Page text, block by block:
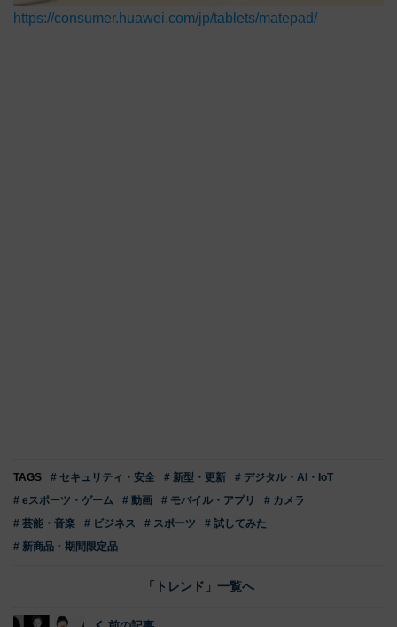
https://consumer.huawei.com/jp/tablets/matepad/
TAGS # セキュリティ・安全 # 新型・更新
# デジタル・AI・IoT
# eスポーツ・ゲーム
# 動画 # モバイル・アプリ
# カメラ
# 芸能・音楽
# ビジネス # スポーツ
# 試してみた
# 新商品・期間限定品
「トレンド」一覧へ